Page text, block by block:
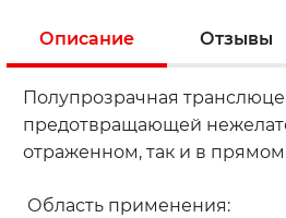
Описание Отзывы
Полупрозрачная
предотвращающей
отраженном, так и в прямом
Область применения: